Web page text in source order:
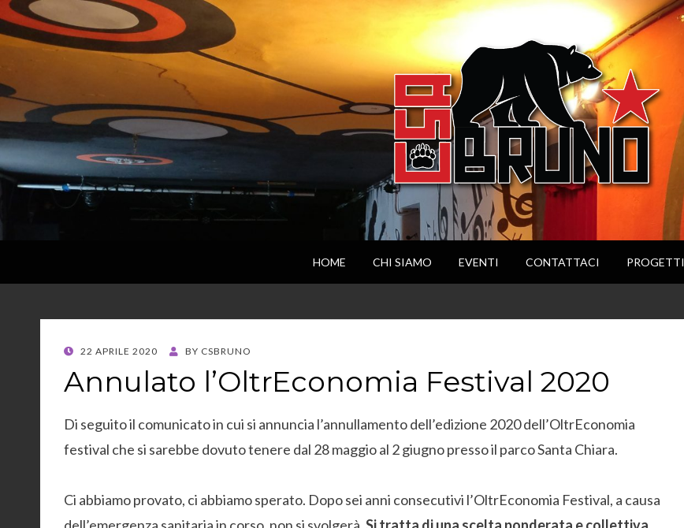
HOME CHI SIAMO EVENTI CONTATTACI PROGETTI
POSTED
22 APRILE 2020 BY CSBRUNO
Annulato l’OltrEconomia Festival 2020
Di seguito il comunicato in cui si annuncia l’annullamento dell’edizione 2020 dell’OltrEconomia
festival che si sarebbe dovuto tenere dal 28 maggio al 2 giugno presso il parco Santa Chiara.
Ci abbiamo provato, ci abbiamo sperato. Dopo sei anni consecutivi l’OltrEconomia Festival, a causa